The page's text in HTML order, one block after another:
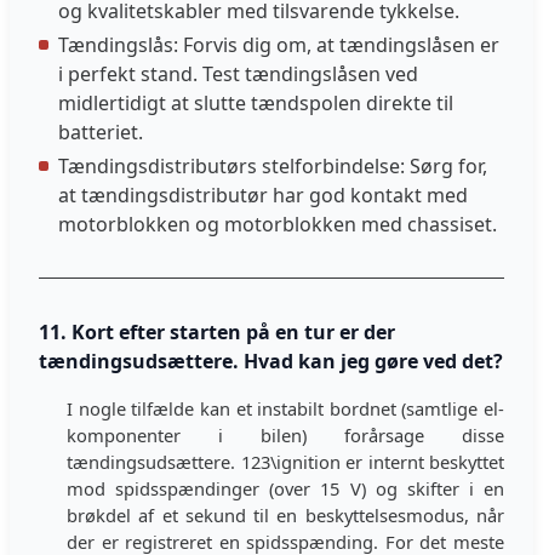
og kvalitetskabler med tilsvarende tykkelse.
Tændingslås: Forvis dig om, at tændingslåsen er
i perfekt stand. Test tændingslåsen ved
midlertidigt at slutte tændspolen direkte til
batteriet.
Tændingsdistributørs stelforbindelse: Sørg for,
at tændingsdistributør har god kontakt med
motorblokken og motorblokken med chassiset.
11. Kort efter starten på en tur er der
tændingsudsættere. Hvad kan jeg gøre ved det?
I nogle tilfælde kan et instabilt bordnet (samtlige el-
komponenter i bilen) forårsage disse
tændingsudsættere. 123\ignition er internt beskyttet
mod spidsspændinger (over 15 V) og skifter i en
brøkdel af et sekund til en beskyttelsesmodus, når
der er registreret en spidsspænding. For det meste